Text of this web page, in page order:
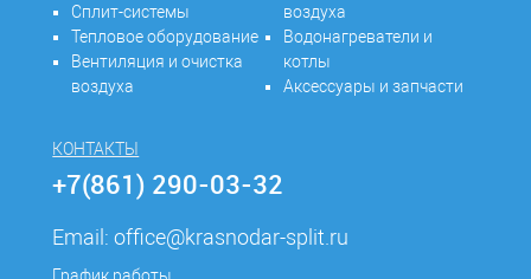
Сплит-системы
Тепловое оборудование
Вентиляция и очистка
воздуха
воздуха
Водонагреватели и
котлы
Аксессуары и запчасти
КОНТАКТЫ
+7(861) 290-03-32
Email:office@krasnodar-split.ru
График работы